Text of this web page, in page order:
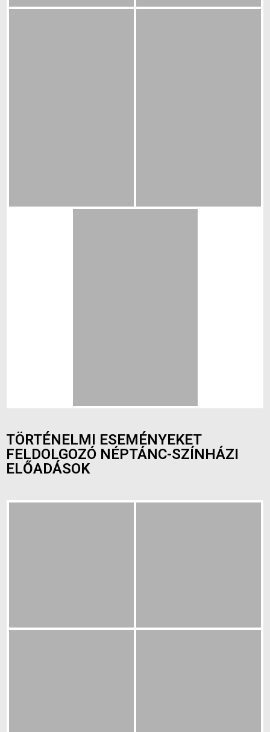
TÖRTÉNELMI ESEMÉNYEKET
FELDOLGOZÓ NÉPTÁNC-SZÍNHÁZI
ELŐADÁSOK